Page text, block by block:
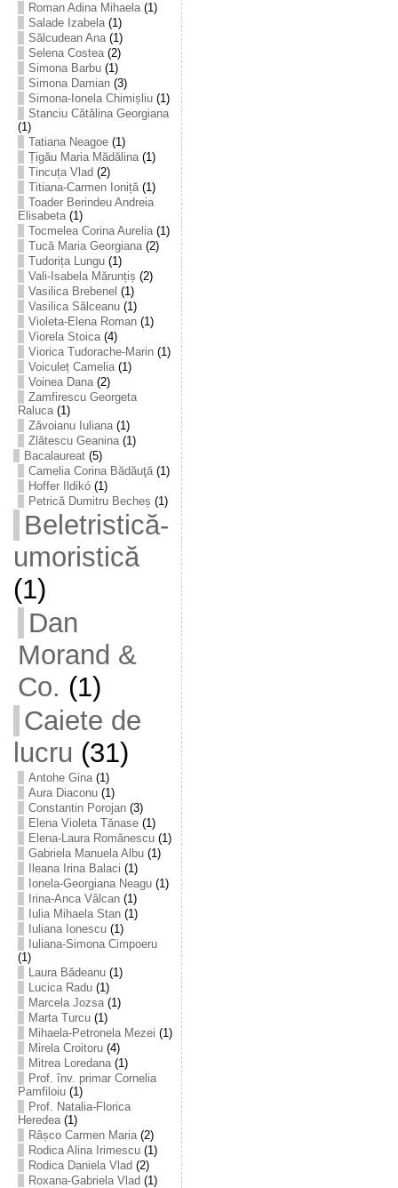
Roman Adina Mihaela(1)
Salade Izabela(1)
Sălcudean Ana(1)
Selena Costea(2)
Simona Barbu(1)
Simona Damian(3)
Simona-Ionela Chimișliu(1)
Stanciu Cătălina Georgiana
(1)
Tatiana Neagoe(1)
Țigău Maria Mădălina(1)
Tincuța Vlad (2)
Titiana-Carmen Ioniță(1)
Toader Berindeu Andreia
Elisabeta(1)
Tocmelea Corina Aurelia(1)
Tucă Maria Georgiana(2)
Tudorița Lungu(1)
Vali-Isabela Mărunțiș (2)
Vasilica Brebenel (1)
Vasilica Sălceanu(1)
Violeta-Elena Roman(1)
Viorela Stoica(4)
Viorica Tudorache-Marin(1)
Voiculeț Camelia(1)
Voinea Dana(2)
Zamfirescu Georgeta
Raluca(1)
Zăvoianu Iuliana(1)
Zlătescu Geanina(1)
Bacalaureat(5)
Camelia Corina Bădăuţă(1)
Hoffer Ildikó(1)
Petrică Dumitru Becheș (1)
Beletristică-
umoristică
(1)
Dan
Morand &
Co. (1)
Caiete de
lucru (31)
Antohe Gina(1)
Aura Diaconu(1)
Constantin Porojan(3)
Elena Violeta Tănase(1)
Elena-Laura Romănescu(1)
Gabriela Manuela Albu(1)
Ileana Irina Balaci (1)
Ionela-Georgiana Neagu(1)
Irina-Anca Vâlcan(1)
Iulia Mihaela Stan(1)
Iuliana Ionescu(1)
Iuliana-Simona Cimpoeru
(1)
Laura Bădeanu(1)
Lucica Radu(1)
Marcela Jozsa(1)
Marta Turcu(1)
Mihaela-Petronela Mezei (1)
Mirela Croitoru(4)
Mitrea Loredana(1)
Prof. înv. primar Cornelia
Pamfiloiu(1)
Prof. Natalia-Florica
Heredea(1)
Râșco Carmen Maria(2)
Rodica Alina Irimescu(1)
Rodica Daniela Vlad (2)
Roxana-Gabriela Vlad (1)